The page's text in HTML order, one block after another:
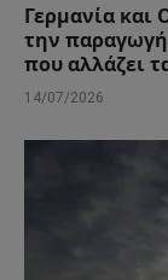
Γερμανία και
την
που αλλάζει
14/07/2026